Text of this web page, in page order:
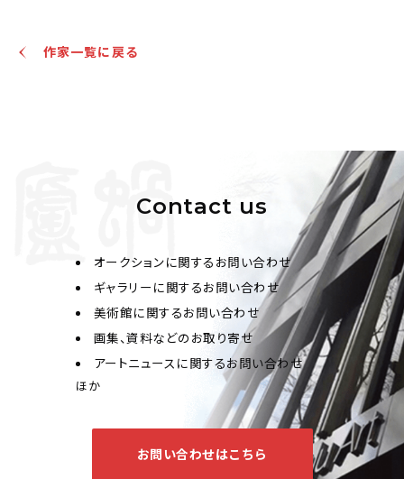
作家一覧に戻る
Contact us
オークションに関するお問い合わせ
ギャラリーに関するお問い合わせ
美術館に関するお問い合わせ
画集、資料などのお取り寄せ
アートニュースに関するお問い合わせ
ほか
お問い合わせはこちら